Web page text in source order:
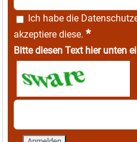
Ich habe die
akzeptiere diese. *
Bitte diesen Text hier unten